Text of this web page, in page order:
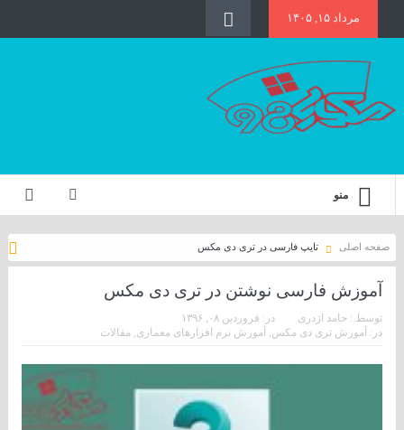
مرداد ۱۵, ۱۴۰۵
منو
صفحه اصلی تایپ فارسی در تری دی مکس
آموزش فارسی نوشتن در تری دی مکس
توسط : حامد اژدری در: فروردین ۰۸, ۱۳۹۶
در: آموزش تری دی مکس آموزش نرم افزارهای معماری مقالات